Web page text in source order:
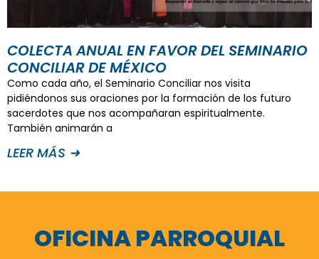
COLECTA ANUAL EN FAVOR DEL SEMINARIO
CONCILIAR DE MÉXICO
Como cada año, el Seminario Conciliar nos visita
pidiéndonos sus oraciones por la formación de los futuro
sacerdotes que nos acompañaran espiritualmente.
También animarán a
LEER MÁS ➜
OFICINA PARROQUIAL